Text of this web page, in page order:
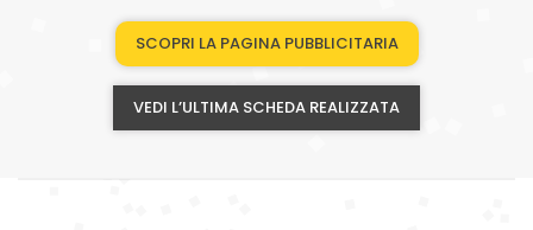
SCOPRI LA PAGINA PUBBLICITARIA
VEDI L’ULTIMA SCHEDA REALIZZATA